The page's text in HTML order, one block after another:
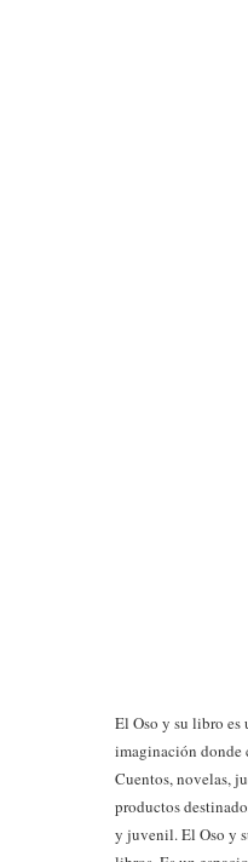
El Oso y su libro es
imaginación donde
Cuentos, novelas,
productos
y juvenil. El Oso y